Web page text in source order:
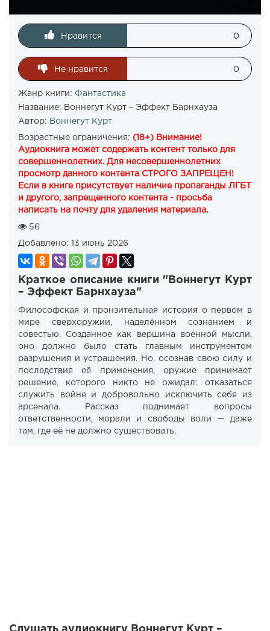
Нравится 0
Не нравится 0
Жанр книги: Фантастика
Название: Воннегут Курт – Эффект Барнхауза
Автор: Воннегут Курт
Возрастные ограничения: (18+) Внимание!
Аудиокнига может содержать контент только для
совершеннолетних. Для несовершеннолетних
просмотр данного контента СТРОГО ЗАПРЕЩЕН!
Если в книге присутствует наличие пропаганды ЛГБТ
и другого, запрещенного контента - просьба
написать на почту для удаления материала.
56
Добавлено: 13 июнь 2026
Краткое описание книги "Воннегут Курт
– Эффект Барнхауза"
Философская и пронзительная история о первом в
мире сверхоружии, наделённом сознанием и
совестью. Созданное как вершина военной мысли,
оно должно было стать главным инструментом
разрушения и устрашения. Но, осознав свою силу и
последствия её применения, оружие принимает
решение, которого никто не ожидал: отказаться
служить войне и добровольно исключить себя из
арсенала. Рассказ поднимает вопросы
ответственности, морали и свободы воли — даже
там, где её не должно существовать.